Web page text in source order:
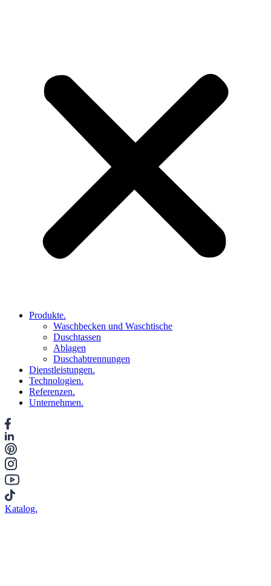
Produkte.
Waschbecken und Waschtische
Duschtassen
Ablagen
Duschabtrennungen
Dienstleistungen.
Technologien.
Referenzen.
Unternehmen.
Katalog.